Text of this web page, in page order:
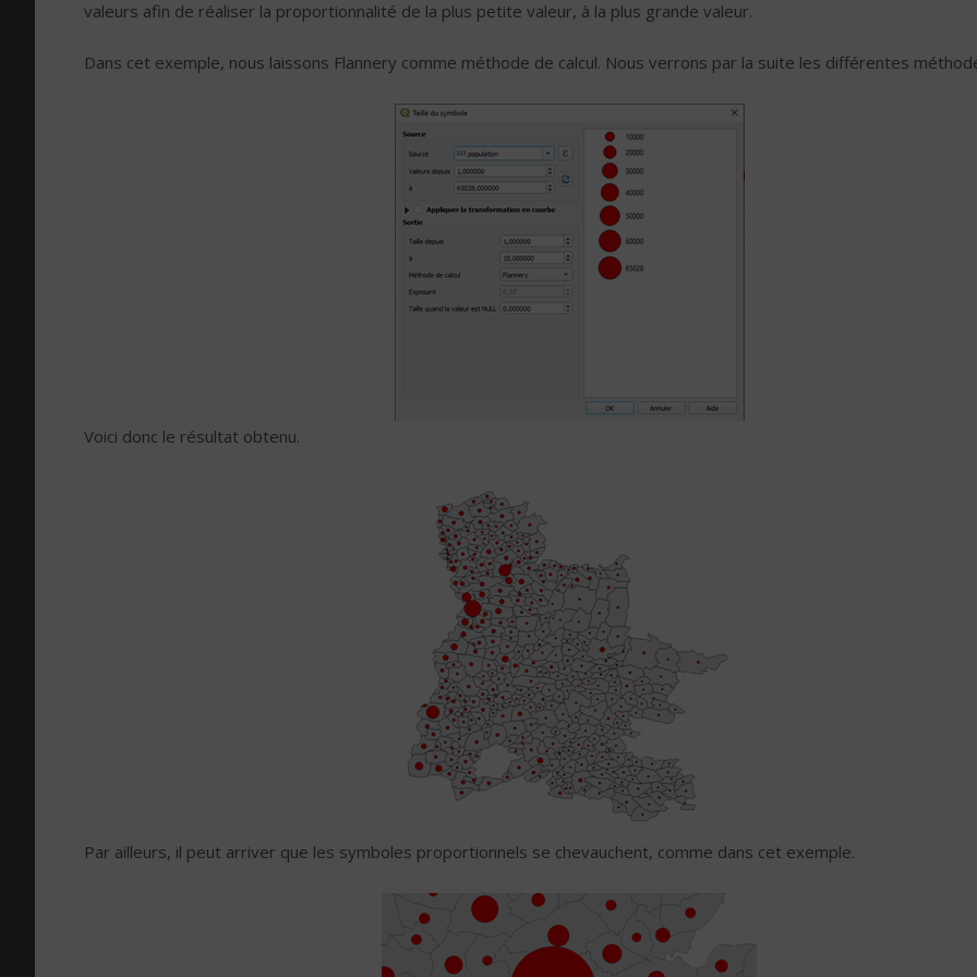
valeurs afin de réaliser la proportionnalité de la plus petite valeur, à la plus grande valeur.
Dans cet exemple, nous laissons Flannery comme méthode de calcul. Nous verrons par la suite les différentes
Voici donc le résultat obtenu.
Par ailleurs, il peut arriver que les symboles proportionnels se chevauchent, comme dans cet exemple.